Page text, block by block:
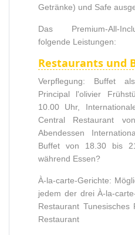
Getränke) und Safe
Das Premium-All-
folgende Leistungen:
Restaurants und
Verpflegung: Buffet
Principal l'olivier
10.00 Uhr,
Central Restaurant
Abendessen
Buffet von 18.30 bis
während Essen?
À-la-carte-Gerichte:
jedem der drei À-la-
Restaurant Tunesisches
Restaurant